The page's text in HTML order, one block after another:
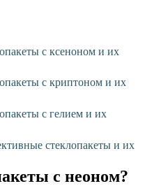
с ксеноном и их
с криптоном и их
с гелием и их
стеклопакеты и их
с неоном?